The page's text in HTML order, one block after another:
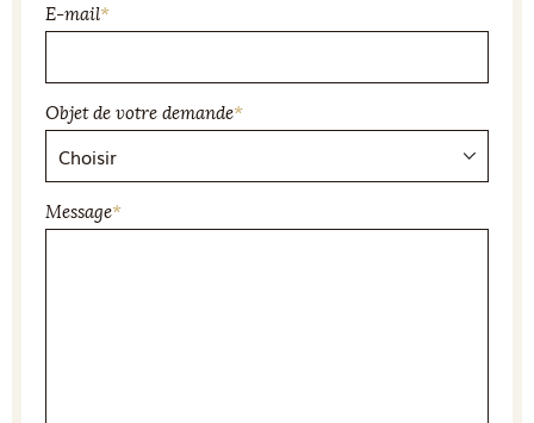
E-mail*
Objet de votre demande*
Message*